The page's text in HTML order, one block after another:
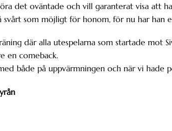
det oväntade och vill garanterat visa att
svårt som möjligt för honom, för nu har han
där alla utespelarna som startade mot
en comeback.
både på uppvärmningen och när vi hade